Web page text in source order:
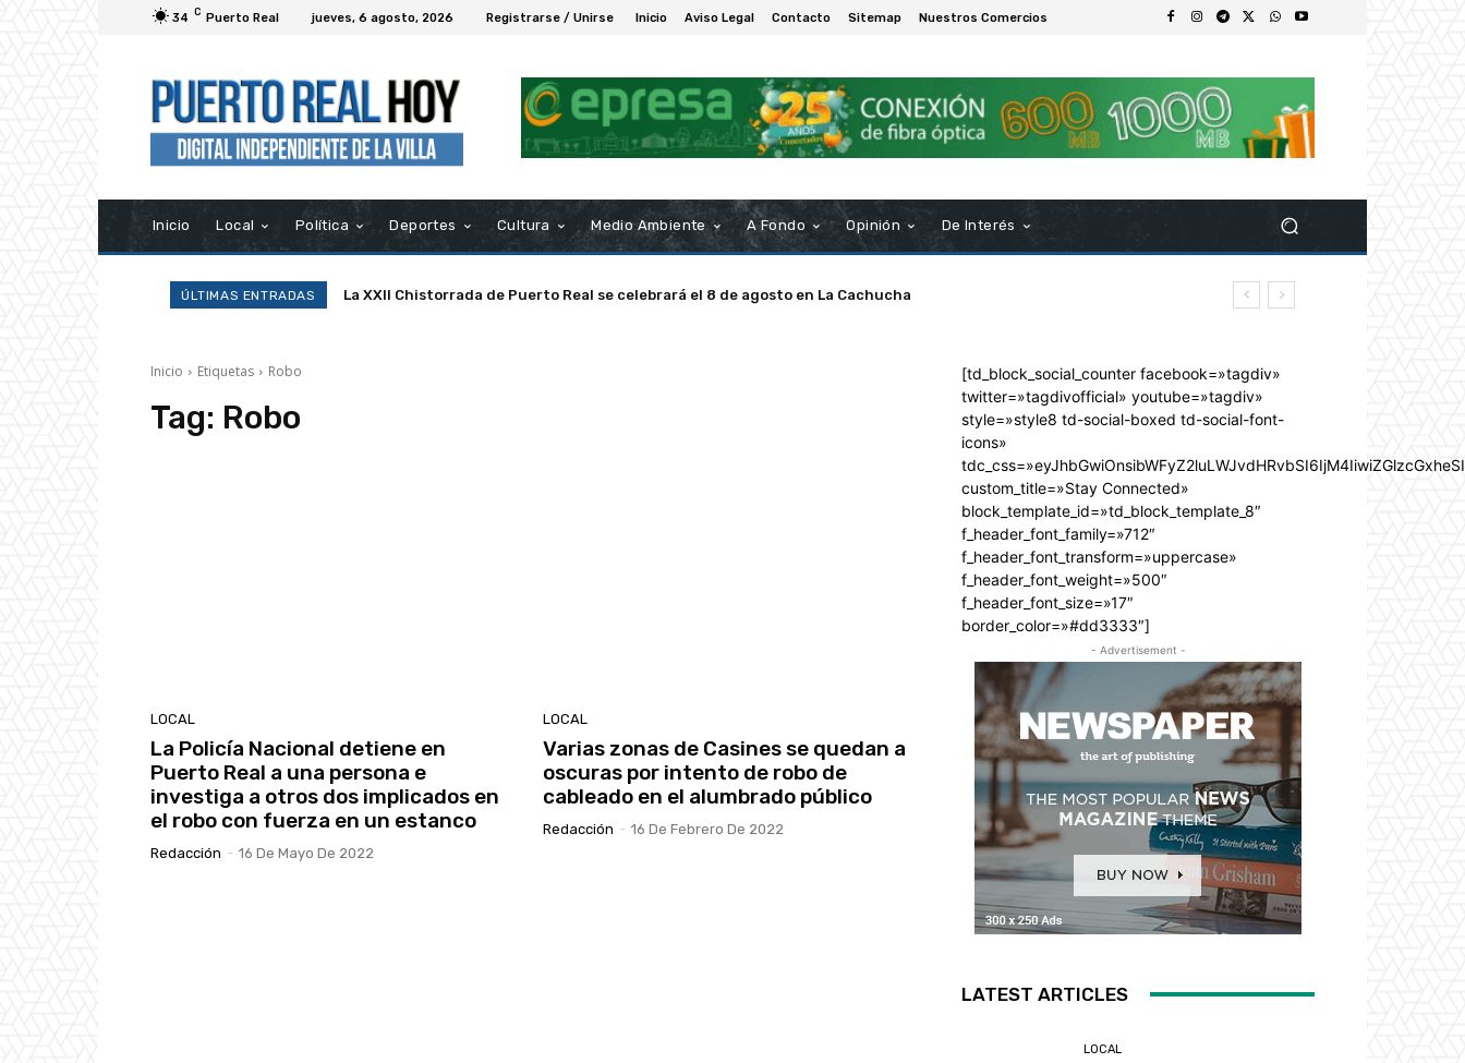
34 C Puerto Real jueves, 6 agosto, 2026 Registrarse / Unirse Inicio Aviso Legal Contacto Sitemap Nuestros Comercios
Inicio Local Política Deportes Cultura Medio Ambiente A Fondo Opinión De Interés
ÚLTIMAS ENTRADAS La XXII Chistorrada de Puerto Real se celebrará el 8 de agosto en La Cachucha
Inicio Etiquetas Robo
Tag: Robo
LOCAL
La Policía Nacional detiene en
Puerto Real a una persona e
investiga a otros dos implicados en
el robo con fuerza en un estanco
Redacción - 16 De Mayo De 2022
LOCAL
Varias zonas de Casines se quedan a
oscuras por intento de robo de
cableado en el alumbrado público
Redacción - 16 De Febrero De 2022
[td_block_social_counter facebook=»tagdiv»
twitter=»tagdivofficial» youtube=»tagdiv»
style=»style8 td-social-boxed td-social-font-
icons»
custom_title=»Stay Connected»
block_template_id=»td_block_template_8″
f_header_font_family=»712″
f_header_font_transform=»uppercase»
f_header_font_weight=»500″
f_header_font_size=»17″
border_color=»#dd3333″]
- Advertisement -
LATEST ARTICLES
LOCAL